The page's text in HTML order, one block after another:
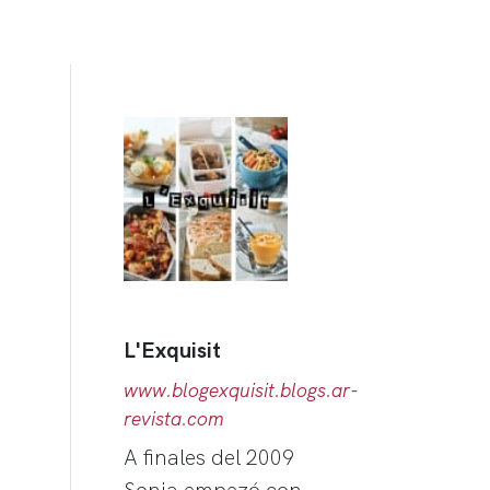
L'Exquisit
www.blogexquisit.blogs.ar-
revista.com
A finales del 2009